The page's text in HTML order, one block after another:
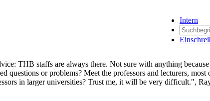
Intern
THB staffs are always there. Not sure with anything because
or problems? Meet the professors and lecturers, most
in larger universities? Trust me, it will be very difficult.",